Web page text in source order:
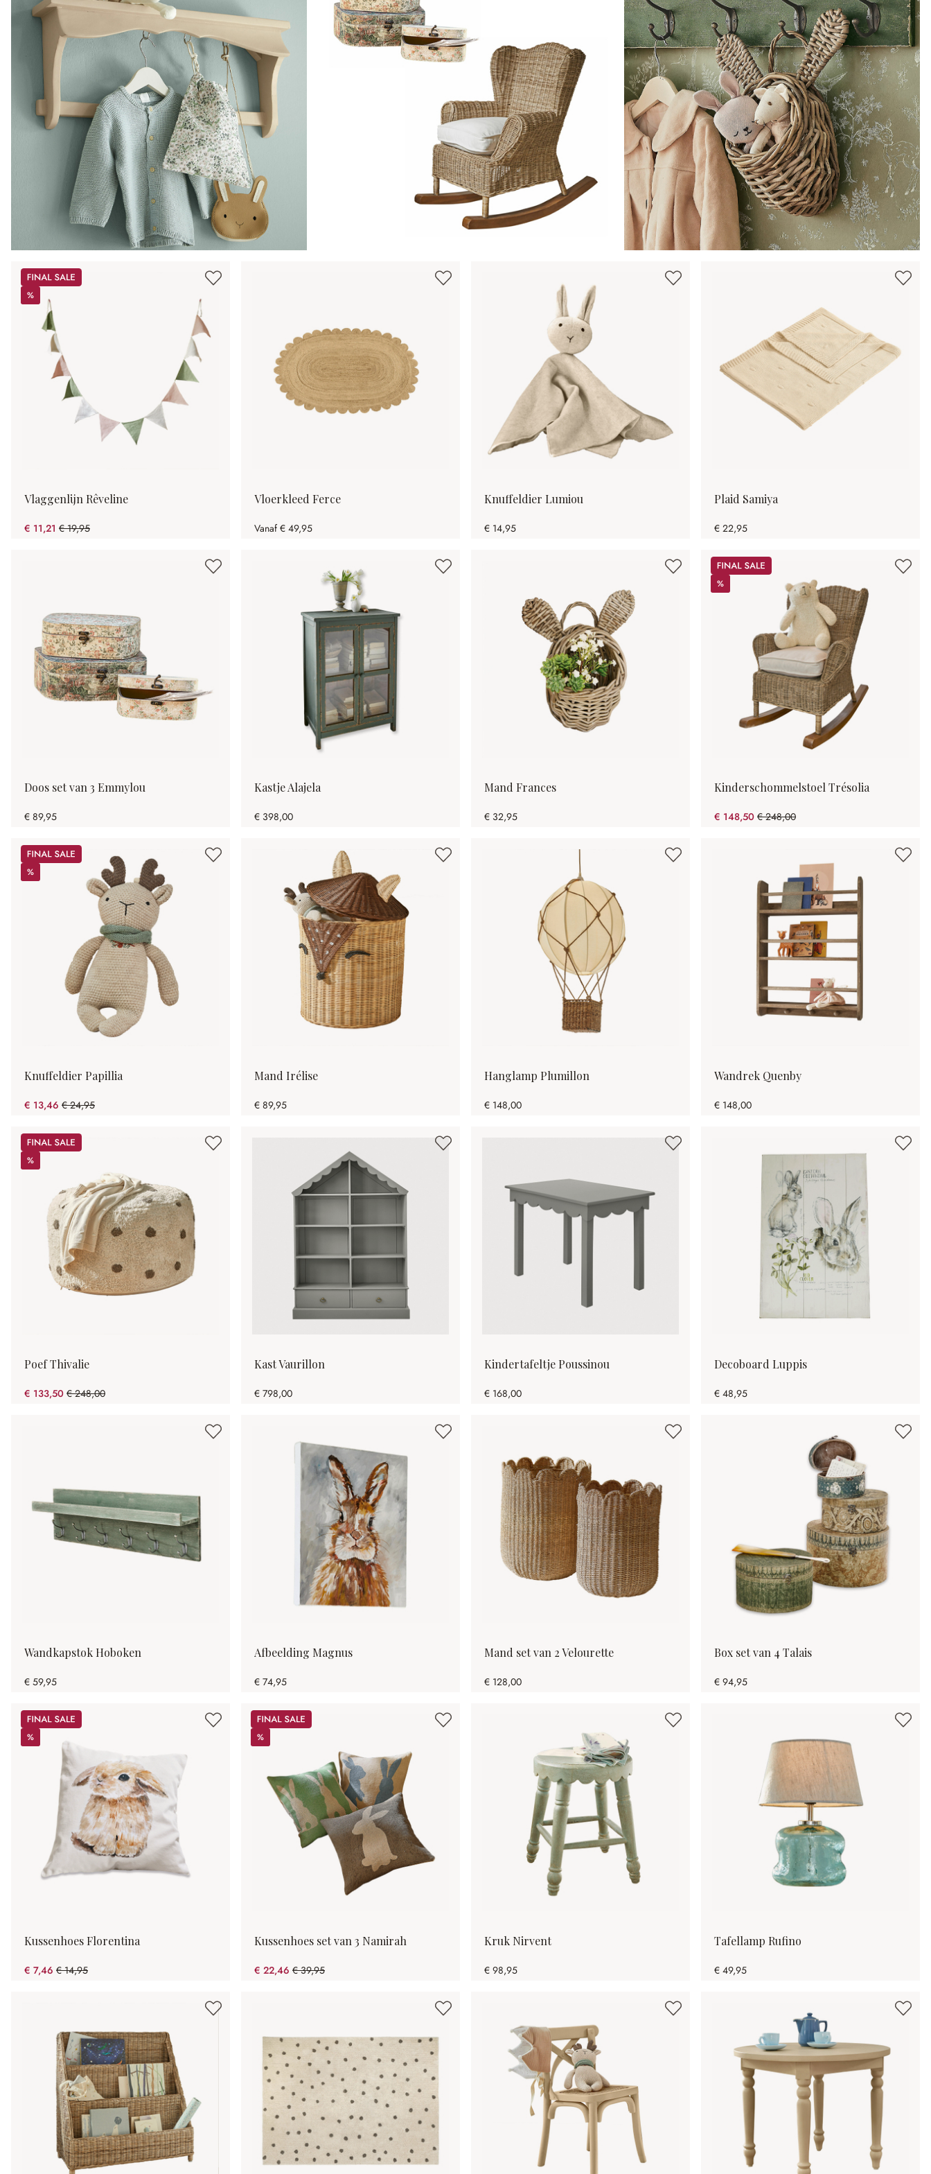
Sale
%
%
Vlaggenlijn Rêveline
€ 11,21 € 19,95
(43.81% gespart)
Vloerkleed Ferce
Vanaf € 49,95
Knuffeldier Lumiou
€ 14,95
Plaid Samiya
€ 22,95
Doos set van 3 Emmylou
€ 89,95
Kastje Alajela
€ 398,00
Mand Frances
€ 32,95
Sale
%
%
Kinderschommelstoel Trésolia
€ 148,50 € 248,00
(40.12% gespart)
Sale
%
%
Knuffeldier Papillia
€ 13,46 € 24,95
(46.05% gespart)
Mand Irélise
€ 89,95
Hanglamp Plumillon
€ 148,00
Wandrek Quenby
€ 148,00
Sale
%
%
Poef Thivalie
€ 133,50 € 248,00
(46.17% gespart)
Kast Vaurillon
€ 798,00
Kindertafeltje Poussinou
€ 168,00
Decoboard Luppis
€ 48,95
Wandkapstok Hoboken
€ 59,95
Afbeelding Magnus
€ 74,95
Mand set van 2 Velourette
€ 128,00
Box set van 4 Talais
€ 94,95
Sale
%
%
Kussenhoes Florentina
€ 7,46 € 14,95
(50.1% gespart)
Sale
%
%
Kussenhoes set van 3 Namirah
€ 22,46 € 39,95
(43.78% gespart)
Kruk Nirvent
€ 98,95
Tafellamp Rufino
€ 49,95